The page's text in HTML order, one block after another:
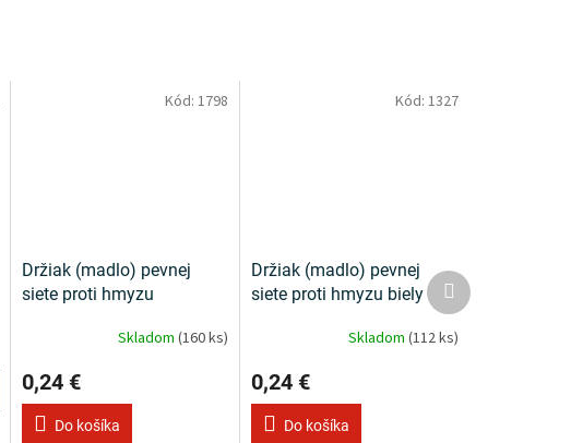
Držiak (madlo) pevnej
siete proti hmyzu
Skladom(160 ks)
0,24 €
Do košíka
Kód:1798
Držiak (madlo) pevnej
siete proti hmyzu biely
Skladom (112 ks)
0,24 €
Do košíka
Kód: 1327
Ďalší
produkt